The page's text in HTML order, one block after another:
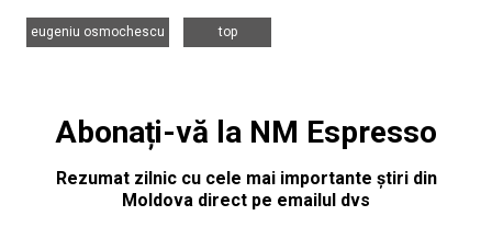
eugeniu osmochescu
top
Abonați-vă la NM Espresso
Rezumat zilnic cu cele mai importante știri din
Moldova direct pe emailul dvs